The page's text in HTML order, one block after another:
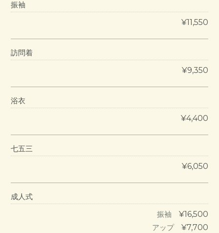
振袖
¥11,550
訪問着
¥9,350
浴衣
¥4,400
七五三
¥6,050
成人式
振袖 ¥16,500
アップ ¥7,700